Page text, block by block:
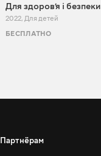
Для здоровʼя і безпеки
2022, Для детей
БЕСПЛАТНО
Партнёрам